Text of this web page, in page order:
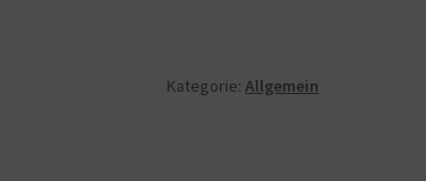
Kategorie:Allgemein